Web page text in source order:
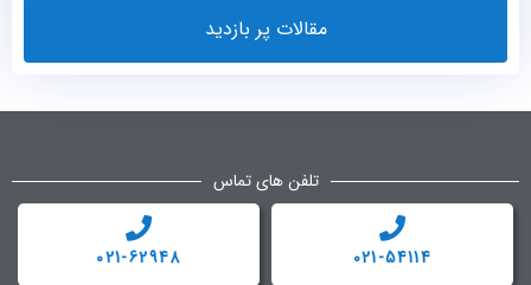
مقالات پر بازدید
تلفن های تماس
021-54114
021-62948